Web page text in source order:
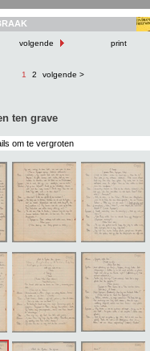
volgende print
1 2 volgende >
ten grave
om te vergroten